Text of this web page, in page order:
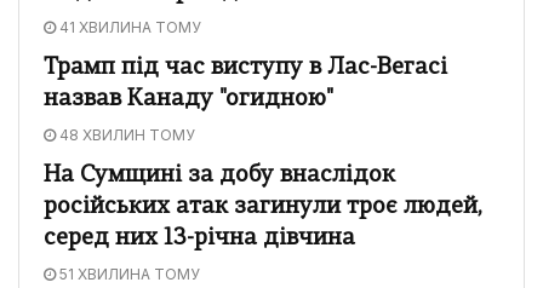
41 ХВИЛИНА ТОМУ
Трамп під час виступу в Лас-Вегасі
назвав Канаду "огидною"
48 ХВИЛИН ТОМУ
На Сумщині за добу внаслідок
російських атак загинули троє людей,
серед них 13-річна дівчина
51 ХВИЛИНА ТОМУ